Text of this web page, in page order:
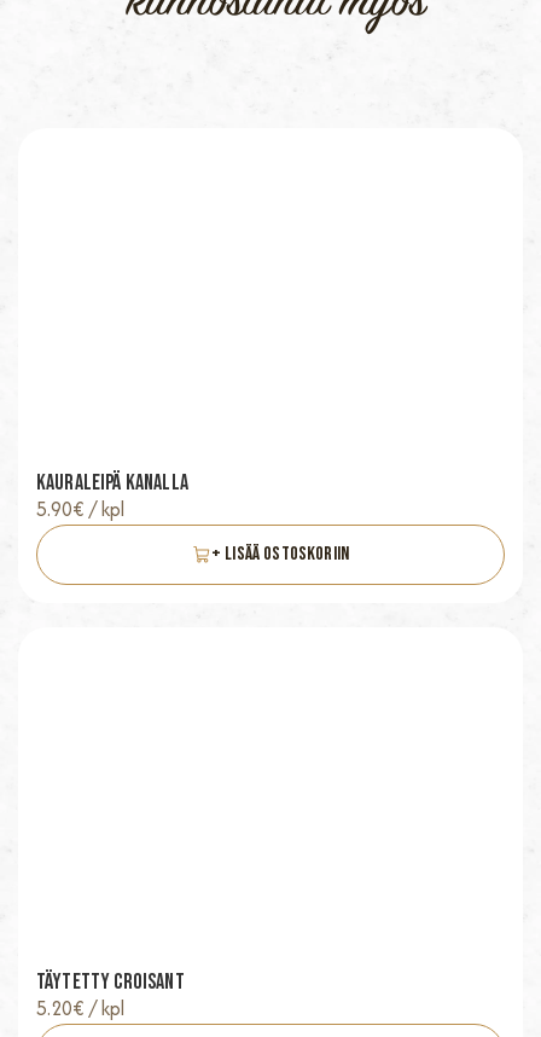
Kauraleipä Kanalla
5.90€/ kpl
+ Lisää Ostoskoriin
Täytetty Croisant
5.20€/ kpl